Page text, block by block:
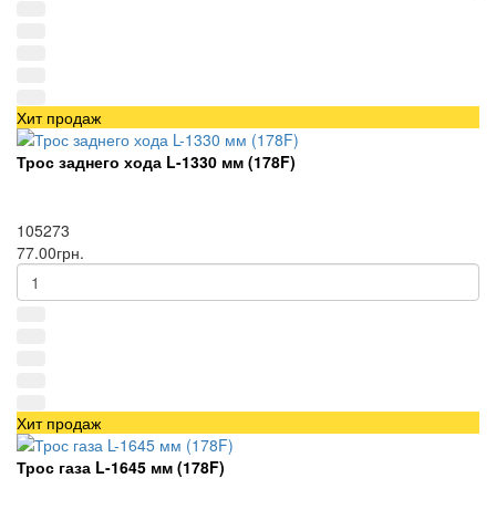
Хит продаж
Трос заднего хода L-1330 мм (178F)
105273
77.00грн.
Хит продаж
Трос газа L-1645 мм (178F)